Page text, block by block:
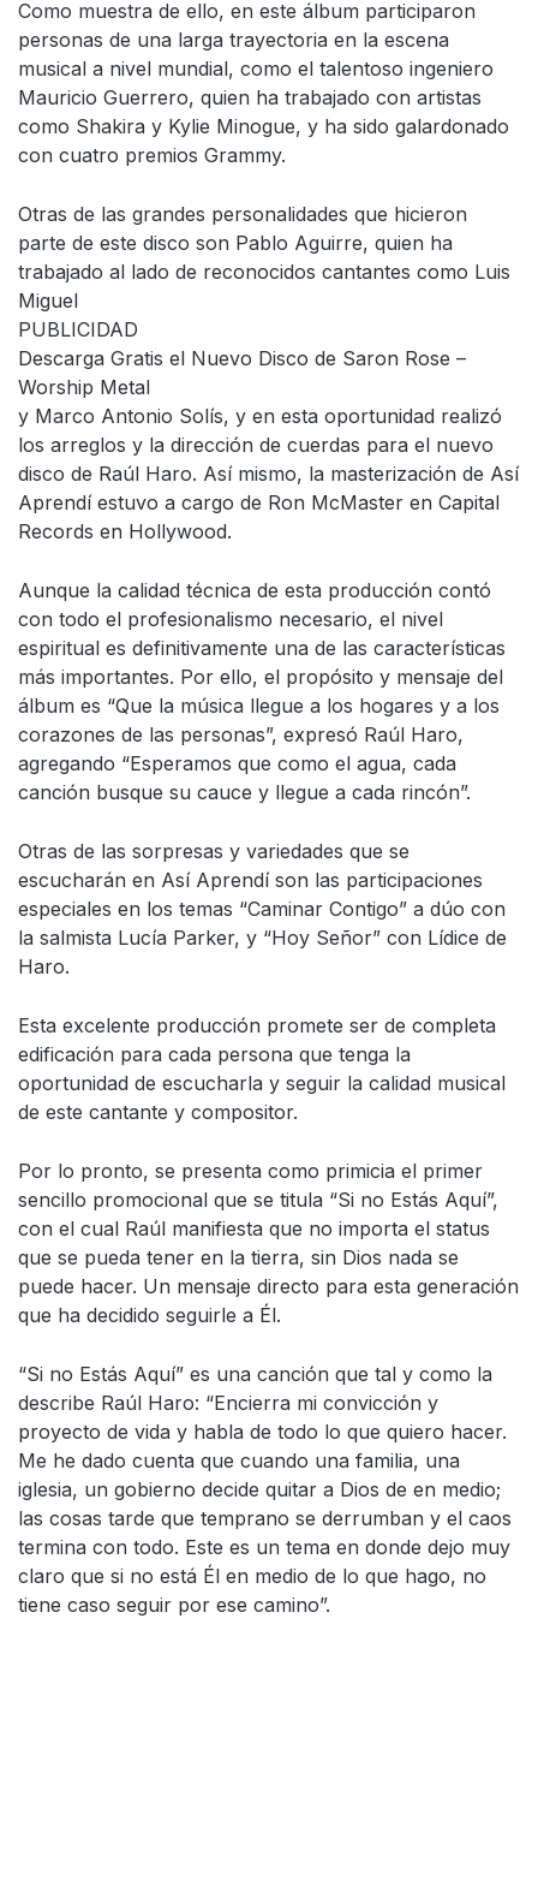
Como muestra de ello, en este álbum participaron
personas de una larga trayectoria en la escena
musical a nivel mundial, como el talentoso ingeniero
Mauricio Guerrero, quien ha trabajado con artistas
como Shakira y Kylie Minogue, y ha sido galardonado
con cuatro premios Grammy.
Otras de las grandes personalidades que hicieron
parte de este disco son Pablo Aguirre, quien ha
trabajado al lado de reconocidos cantantes como Luis
Miguel
PUBLICIDAD
Descarga Gratis el Nuevo Disco de Saron Rose –
Worship Metal
y Marco Antonio Solís, y en esta oportunidad realizó
los arreglos y la dirección de cuerdas para el nuevo
disco de Raúl Haro. Así mismo, la masterización de Así
Aprendí estuvo a cargo de Ron McMaster en Capital
Records en Hollywood.
Aunque la calidad técnica de esta producción contó
con todo el profesionalismo necesario, el nivel
espiritual es definitivamente una de las características
más importantes. Por ello, el propósito y mensaje del
álbum es “Que la música llegue a los hogares y a los
corazones de las personas”, expresó Raúl Haro,
agregando “Esperamos que como el agua, cada
canción busque su cauce y llegue a cada rincón”.
Otras de las sorpresas y variedades que se
escucharán en Así Aprendí son las participaciones
especiales en los temas “Caminar Contigo” a dúo con
la salmista Lucía Parker, y “Hoy Señor” con Lídice de
Haro.
Esta excelente producción promete ser de completa
edificación para cada persona que tenga la
oportunidad de escucharla y seguir la calidad musical
de este cantante y compositor.
Por lo pronto, se presenta como primicia el primer
sencillo promocional que se titula “Si no Estás Aquí”,
con el cual Raúl manifiesta que no importa el status
que se pueda tener en la tierra, sin Dios nada se
puede hacer. Un mensaje directo para esta generación
que ha decidido seguirle a Él.
“Si no Estás Aquí” es una canción que tal y como la
describe Raúl Haro: “Encierra mi convicción y
proyecto de vida y habla de todo lo que quiero hacer.
Me he dado cuenta que cuando una familia, una
iglesia, un gobierno decide quitar a Dios de en medio;
las cosas tarde que temprano se derrumban y el caos
termina con todo. Este es un tema en donde dejo muy
claro que si no está Él en medio de lo que hago, no
tiene caso seguir por ese camino”.